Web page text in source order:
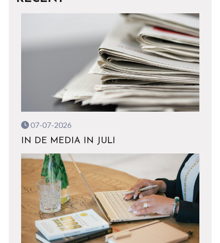
07-07-2026
IN DE MEDIA IN JULI